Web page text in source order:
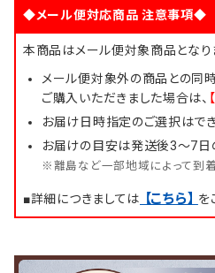
◆メール便対応商品 注意事項◆
本商品はメール便対象商品となり
メール便対象外の商品との同
ご購入いただきました場合は、
お届け日時指定のご選択はでき
お届けの目安は発送後3～7日
※離島など一部地域によって到
■詳細につきましては 【こちら】 を